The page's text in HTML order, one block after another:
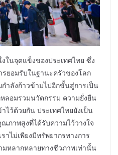
ในจุดแข็งของประเทศไทย ซึ่ง
รยอมรับในฐานะครัวของโลก
ำลังก้าวข้ามไปอีกขั้นสู่การเป็น
ลอมรวมนวัตกรรม ความยั่งยืน
ไว้ด้วยกัน ประเทศไทยยังเป็น
ภาพสูงที่ได้รับความไว้วางใจ
าไม่เพียงมีทรัพยากรทางการ
หลากหลายทางชีวภาพเท่านั้น